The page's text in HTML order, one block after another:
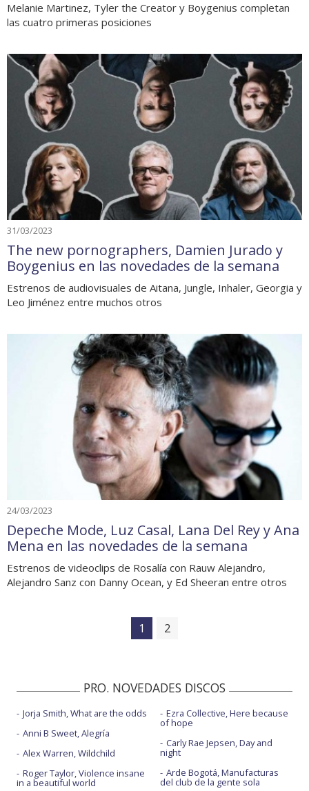
Melanie Martinez, Tyler the Creator y Boygenius completan
las cuatro primeras posiciones
31/03/2023
The new pornographers, Damien Jurado y
Boygenius en las novedades de la semana
Estrenos de audiovisuales de Aitana, Jungle, Inhaler, Georgia y
Leo Jiménez entre muchos otros
24/03/2023
Depeche Mode, Luz Casal, Lana Del Rey y Ana
Mena en las novedades de la semana
Estrenos de videoclips de Rosalía con Rauw Alejandro,
Alejandro Sanz con Danny Ocean, y Ed Sheeran entre otros
1 2
PRO. NOVEDADES DISCOS
Jorja Smith, What are the odds
Anni B Sweet, Alegría
Alex Warren, Wildchild
Roger Taylor, Violence insane
in a beautiful world
Ezra Collective, Here because
of hope
Carly Rae Jepsen, Day and
night
Arde Bogotá, Manufacturas
del club de la gente sola